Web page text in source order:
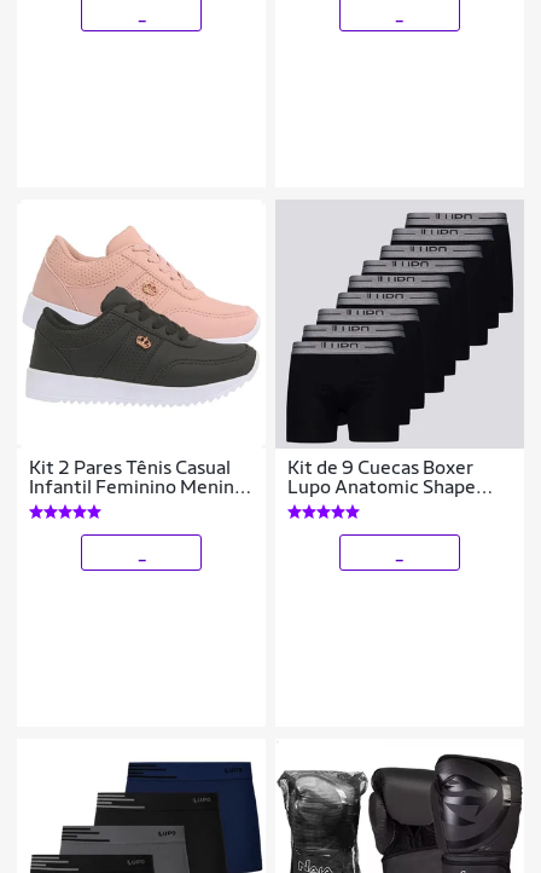
Kit 2 Pares Tênis Casual
Infantil Feminino Meninas
FXB Escolar Dia a Dia
Kit de 9 Cuecas Boxer
Lupo Anatomic Shape
Preta e Cinza